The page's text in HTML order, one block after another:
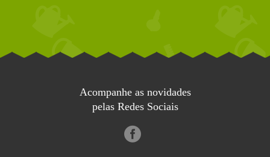
Acompanhe as novidades
pelas Redes Sociais